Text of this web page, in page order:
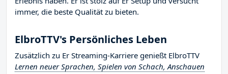
immer, die beste Qualität zu bieten.
ElbroTTV's Persönliches Leben
Zusätzlich zu Er Streaming-Karriere genießt ElbroTTV
Lernen neuer Sprachen, Spielen von Schach, Anschauen